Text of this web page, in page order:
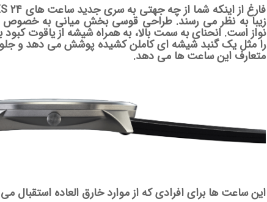
زیبا به نظر می رسند. طراحی قوسی بخش میانی به
نواز است. انحنای به سمت بالا، به همراه شیشه از یاقوت کبود
متعارف این ساعت ها می دهد.
این ساعت ها برای افرادی که از موارد خارق العاده استقبال